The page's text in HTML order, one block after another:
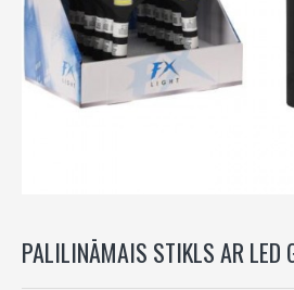
PALILINĀMAIS STIKLS AR LED